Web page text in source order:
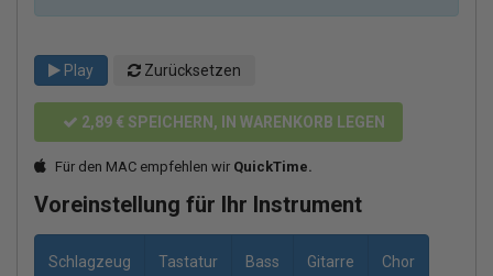
Play Zurücksetzen
2,89 € SPEICHERN, IN WARENKORB LEGEN
Für den MAC empfehlen wir QuickTime.
Voreinstellung für Ihr Instrument
Schlagzeug Tastatur Bass Gitarre Chor